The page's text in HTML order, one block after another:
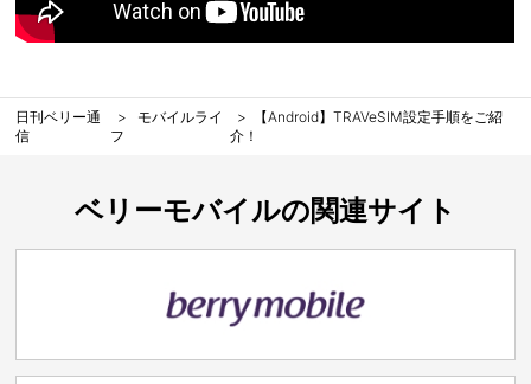
日刊ベリー通
信
モバイルライ
フ
【Android】TRAVeSIM設定手順をご紹
介！
ベリーモバイルの関連サイト